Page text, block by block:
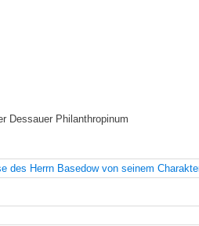
Dessauer Philanthropinum
des Herrn Basedow von seinem